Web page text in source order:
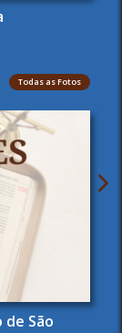
Todas as Fotos
de São